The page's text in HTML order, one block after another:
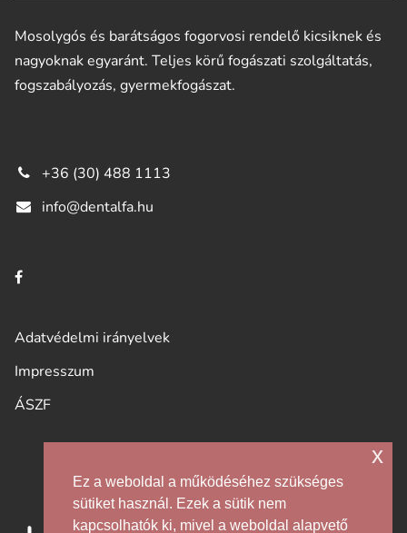
Mosolygós és barátságos fogorvosi rendelő kicsiknek és
nagyoknak egyaránt. Teljes körű fogászati szolgáltatás,
fogszabályozás, gyermekfogászat.
+36 (30) 488 1113
info@dentalfa.hu
Adatvédelmi irányelvek
Impresszum
ÁSZF
Ez a weboldal a működéséhez szükséges
sütiket használ. Ezek a sütik nem
kapcsolhatók ki, mivel a weboldal alapvető
x